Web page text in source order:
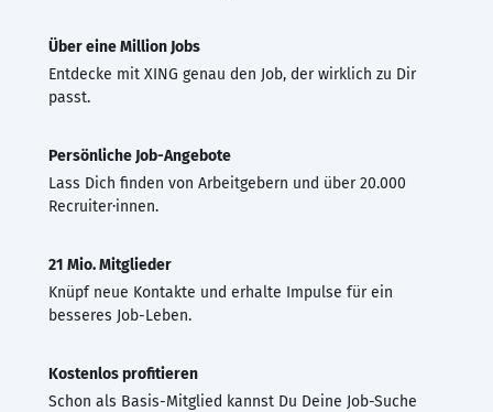
Über eine Million Jobs
Entdecke mit XING genau den Job, der wirklich zu Dir
passt.
Persönliche Job-Angebote
Lass Dich finden von Arbeitgebern und über 20.000
Recruiter·innen.
21 Mio. Mitglieder
Knüpf neue Kontakte und erhalte Impulse für ein
besseres Job-Leben.
Kostenlos profitieren
Schon als Basis-Mitglied kannst Du Deine Job-Suche